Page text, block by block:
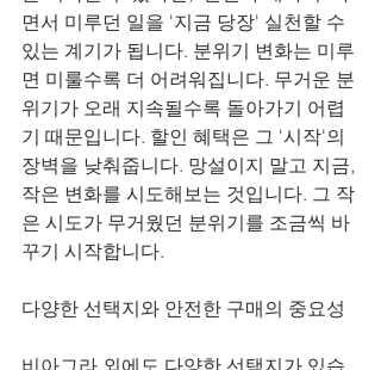
면서 미루던 일을 '지금 당장' 실천할 수
있는 계기가 됩니다. 분위기 변화는 미루
면 미룰수록 더 어려워집니다. 무거운 분
위기가 오래 지속될수록 돌아가기 어렵
기 때문입니다. 할인 혜택은 그 '시작'의
장벽을 낮춰줍니다. 망설이지 말고 지금,
작은 변화를 시도해보는 것입니다. 그 작
은 시도가 무거웠던 분위기를 조금씩 바
꾸기 시작합니다.
다양한 선택지와 안전한 구매의 중요성
비아그라 외에도 다양한 선택지가 있습